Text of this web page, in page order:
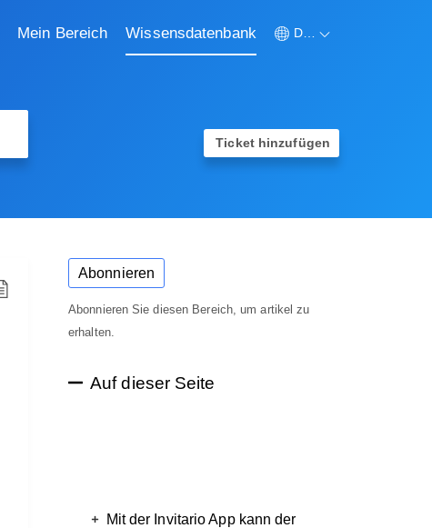
Mein Bereich Wissensdatenbank Deutsch
Ticket hinzufügen
Abonnieren
Abonnieren Sie diesen Bereich, um artikel zu
erhalten.
Auf dieser Seite
Mit der Invitario App kann der